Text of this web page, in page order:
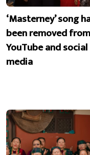
‘Masterney’ song
been removed from
YouTube and social
media